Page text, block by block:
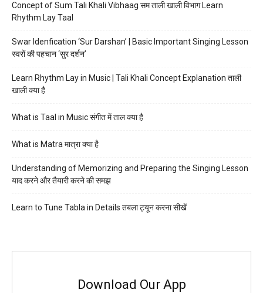
Concept of Sum Tali Khali Vibhaag सम ताली खाली विभाग Learn
Rhythm Lay Taal
Swar Idenfication ‘Sur Darshan’ | Basic Important Singing Lesson
स्वरों की पहचान ‘सुर दर्शन’
Learn Rhythm Lay in Music | Tali Khali Concept Explanation ताली
खाली क्या है
What is Taal in Music संगीत में ताल क्या है
What is Matra मात्रा क्या है
Understanding of Memorizing and Preparing the Singing Lesson
याद करने और तैयारी करने की समझ
Learn to Tune Tabla in Details तबला ट्यून करना सीखें
Download Our App